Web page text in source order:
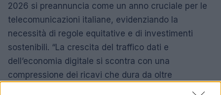
2026 si preannuncia come un anno cruciale per le
telecomunicazioni italiane, evidenziando la
necessità di regole equitative e di investimenti
sostenibili. “La crescita del traffico dati e
dell’economia digitale si scontra con una
compressione dei ricavi che dura da oltre